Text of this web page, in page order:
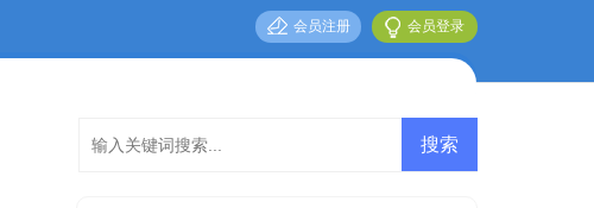
会员登录
会员注册